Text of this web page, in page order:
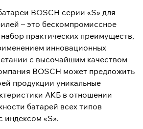
BOSCH серии «S» для
– это бескомпромиссное
практических преимуществ,
инновационных
с высочайшим качеством
BOSCH может предложить
продукции уникальные
АКБ в отношении
батарей всех типов
индексом «S».